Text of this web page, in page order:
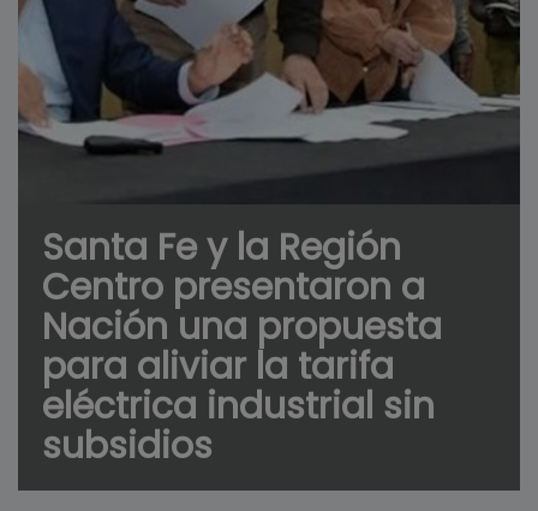
Santa Fe y la Región
Centro presentaron a
Nación una propuesta
para aliviar la tarifa
eléctrica industrial sin
subsidios